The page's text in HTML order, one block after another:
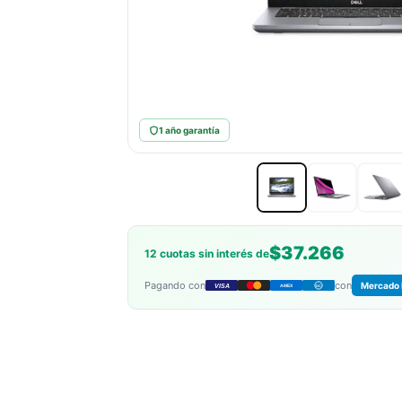
1 año garantía
12 cuotas sin interés de$37.266
Pagando con VISA AMEX DC con Mercado